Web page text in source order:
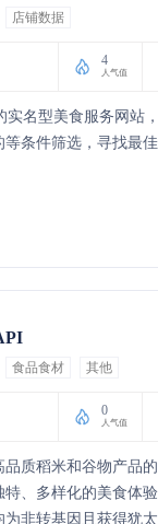
店铺数据
4
人气值
实名型美食服务网站
条件筛选，寻找最
食品食材 其他
0
人气值
品质稻米和谷物产品
、多样化的美食体
非转基因且获得犹